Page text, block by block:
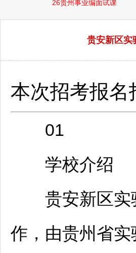
贵安新区实
本次招考报名
01
学校介绍
贵安新区实验
作，由贵州省